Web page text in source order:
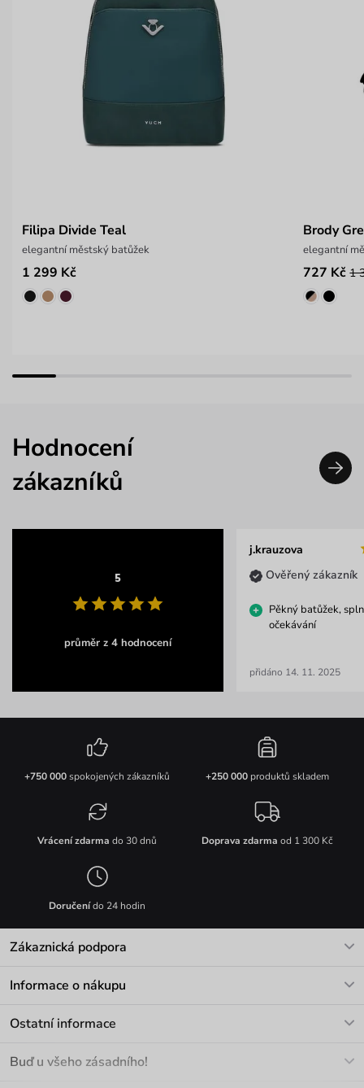
Filipa Divide Teal
elegantní městský batůžek
1 299 Kč
Brody
elegantní
727 Kč 1
Hodnocení
zákazníků
5
průměr z 4 hodnocení
j.krauzova
Ověřený zákazník
Pěkný batůžek,
očekávání
přidáno 14. 11. 2025
+750 000spokojených zákazníků +250 000produktů skladem
Vrácení zdarma do 30 dnů Doprava zdarma od 1 300 Kč
Doručenído 24 hodin
Zákaznická podpora
Informace o nákupu
Materiály a údržba
Ostatní informace
Buď u všeho zásadního!